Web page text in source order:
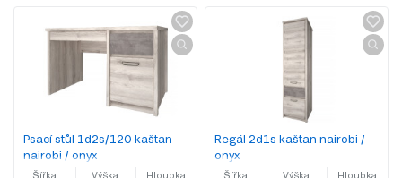
Psací stůl 1d2s/120 kaštan
nairobi / onyx
Šířka Výška Hloubka
Regál 2d1s kaštan nairobi /
onyx
Šířka Výška Hloubka